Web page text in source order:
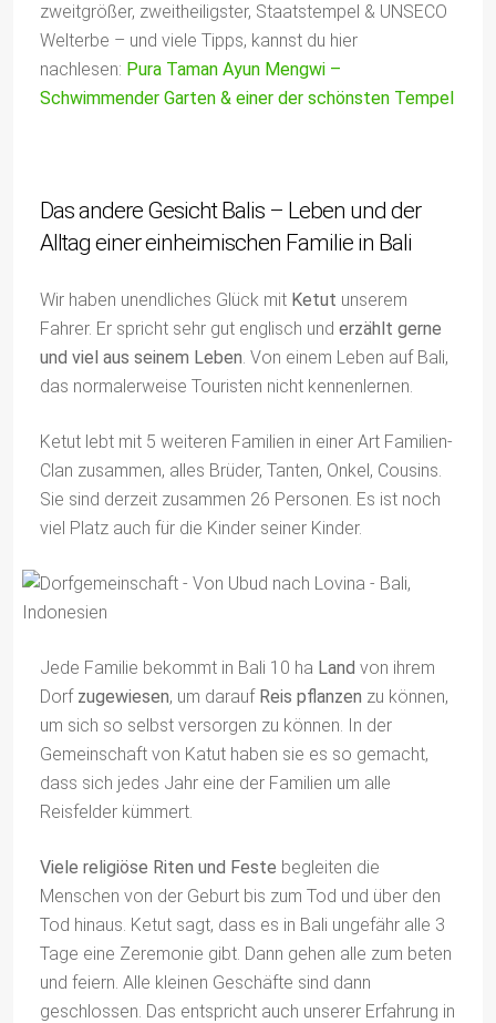
zweitgrößer, zweitheiligster, Staatstempel & UNSECO
Welterbe – und viele Tipps, kannst du hier
nachlesen: Pura Taman Ayun Mengwi –
Schwimmender Garten & einer der schönsten Tempel
Das andere Gesicht Balis – Leben und der
Alltag einer einheimischen Familie in Bali
Wir haben unendliches Glück mit Ketut unserem
Fahrer. Er spricht sehr gut englisch und erzählt gerne
und viel aus seinem Leben. Von einem Leben auf Bali,
das normalerweise Touristen nicht kennenlernen.
Ketut lebt mit 5 weiteren Familien in einer Art Familien-
Clan zusammen, alles Brüder, Tanten, Onkel, Cousins.
Sie sind derzeit zusammen 26 Personen. Es ist noch
viel Platz auch für die Kinder seiner Kinder.
Jede Familie bekommt in Bali 10 ha Land von ihrem
Dorf zugewiesen, um darauf Reis pflanzen zu können,
um sich so selbst versorgen zu können. In der
Gemeinschaft von Katut haben sie es so gemacht,
dass sich jedes Jahr eine der Familien um alle
Reisfelder kümmert.
Viele religiöse Riten und Feste begleiten die
Menschen von der Geburt bis zum Tod und über den
Tod hinaus. Ketut sagt, dass es in Bali ungefähr alle 3
Tage eine Zeremonie gibt. Dann gehen alle zum beten
und feiern. Alle kleinen Geschäfte sind dann
geschlossen. Das entspricht auch unserer Erfahrung in